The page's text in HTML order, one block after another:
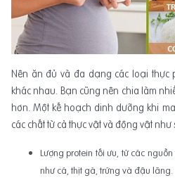
Nên ăn đủ và đa dạng các loại thực
khác nhau. Bạn cũng nên chia làm
hơn. Một kế hoạch dinh dưỡng khi
các chất từ cả thực vật và động vật như
Lượng protein tối ưu, từ các
như cá, thịt gà, trứng và đậu lăng.